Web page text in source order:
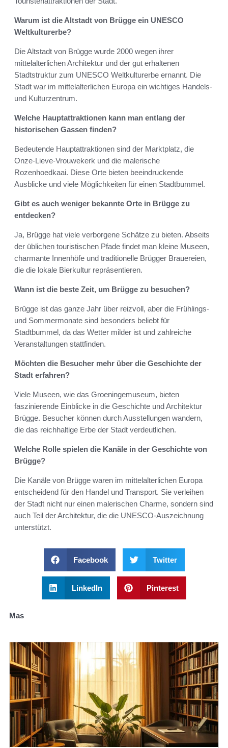
Warum ist die Altstadt von Brügge ein UNESCO
Weltkulturerbe?
Die Altstadt von Brügge wurde 2000 wegen ihrer
mittelalterlichen Architektur und der gut erhaltenen
Stadtstruktur zum UNESCO Weltkulturerbe ernannt. Die
Stadt war im mittelalterlichen Europa ein wichtiges Handels-
und Kulturzentrum.
Welche Hauptattraktionen kann man entlang der
historischen Gassen finden?
Bedeutende Hauptattraktionen sind der Marktplatz, die
Onze-Lieve-Vrouwekerk und die malerische
Rozenhoedkaai. Diese Orte bieten beeindruckende
Ausblicke und viele Möglichkeiten für einen Stadtbummel.
Gibt es auch weniger bekannte Orte in Brügge zu
entdecken?
Ja, Brügge hat viele verborgene Schätze zu bieten. Abseits
der üblichen touristischen Pfade findet man kleine Museen,
charmante Innenhöfe und traditionelle Brügger Brauereien,
die die lokale Bierkultur repräsentieren.
Wann ist die beste Zeit, um Brügge zu besuchen?
Brügge ist das ganze Jahr über reizvoll, aber die Frühlings-
und Sommermonate sind besonders beliebt für
Stadtbummel, da das Wetter milder ist und zahlreiche
Veranstaltungen stattfinden.
Möchten die Besucher mehr über die Geschichte der
Stadt erfahren?
Viele Museen, wie das Groeningemuseum, bieten
faszinierende Einblicke in die Geschichte und Architektur
Brügge. Besucher können durch Ausstellungen wandern,
die das reichhaltige Erbe der Stadt verdeutlichen.
Welche Rolle spielen die Kanäle in der Geschichte von
Brügge?
Die Kanäle von Brügge waren im mittelalterlichen Europa
entscheidend für den Handel und Transport. Sie verleihen
der Stadt nicht nur einen malerischen Charme, sondern sind
auch Teil der Architektur, die die UNESCO-Auszeichnung
unterstützt.
Facebook Twitter
LinkedIn Pinterest
Mas